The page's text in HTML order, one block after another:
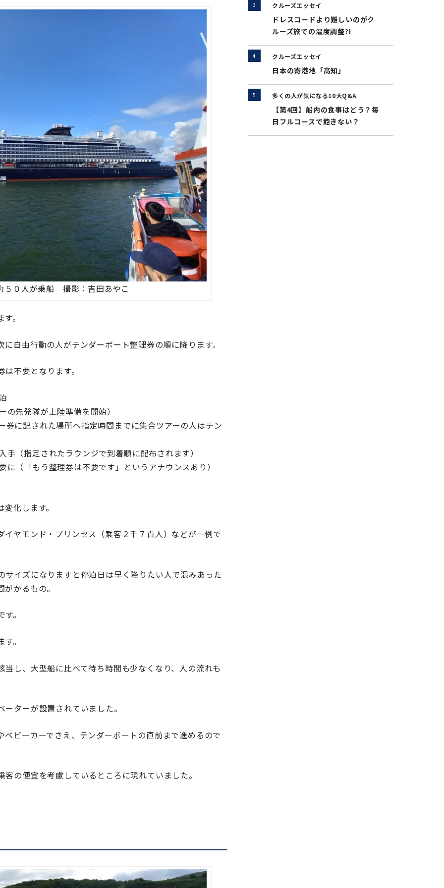
５０人が乗船 撮影：吉田あやこ
。
自由行動の人がテンダーボート整理券の順に降ります。
不要となります。
先発隊が上陸準備を開始）
券に記された場所へ指定時間までに集合ツアーの人はテン
（指定されたラウンジで到着順に配布されます）
（「もう整理券は不要です」というアナウンスあり）
化します。
ヤモンド・プリンセス（乗客２千７百人）などが一例で
イズになりますと停泊日は早く降りたい人で混みあった
かるもの。
。
。
し、大型船に比べて待ち時間も少なくなり、人の流れも
ターが設置されていました。
ビーカーでさえ、テンダーボートの直前まで進めるので
の便宜を考慮しているところに現れていました。
クルーズエッセイ
ドレスコードより難しいのがク
ルーズ旅での温度調整?!
クルーズエッセイ
日本の寄港地「高知」
多くの人が気になる10大Q&A
【第4回】船内の食事はどう？毎
日フルコースで飽きない？